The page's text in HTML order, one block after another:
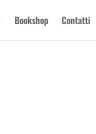
Bookshop Contatti